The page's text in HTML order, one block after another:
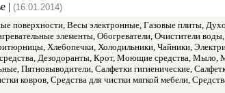
| (16.01.2014)
поверхности, Весы электронные, Газовые плиты,
элементы, Обогреватели, Очистители
Хлебопечки, Холодильники, Чайники,
Дезодоранты, Крот, Моющие средства, Мыло,
Пятновыводители, Салфетки гигиенические,
ковров, Средства для чистки мягкой мебели,